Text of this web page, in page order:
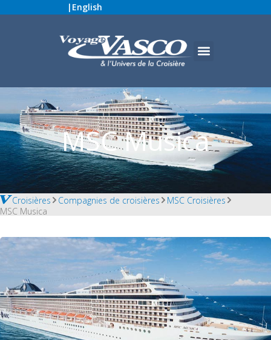
| English
MSC Musica
Croisières Compagnies de croisières
MSC Croisières
MSC Musica